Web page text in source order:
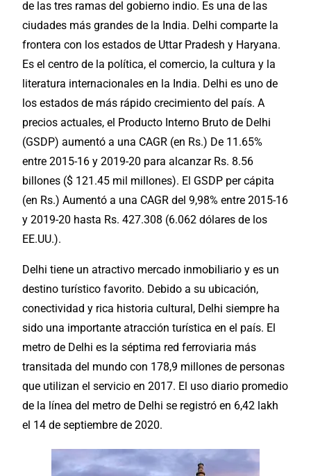
de las tres ramas del gobierno indio. Es una de las
ciudades más grandes de la India. Delhi comparte la
frontera con los estados de Uttar Pradesh y Haryana.
Es el centro de la política, el comercio, la cultura y la
literatura internacionales en la India. Delhi es uno de
los estados de más rápido crecimiento del país. A
precios actuales, el Producto Interno Bruto de Delhi
(GSDP) aumentó a una CAGR (en Rs.) De 11.65%
entre 2015-16 y 2019-20 para alcanzar Rs. 8.56
billones ($ 121.45 mil millones). El GSDP per cápita
(en Rs.) Aumentó a una CAGR del 9,98% entre 2015-16
y 2019-20 hasta Rs. 427.308 (6.062 dólares de los
EE.UU.).
Delhi tiene un atractivo mercado inmobiliario y es un
destino turístico favorito. Debido a su ubicación,
conectividad y rica historia cultural, Delhi siempre ha
sido una importante atracción turística en el país. El
metro de Delhi es la séptima red ferroviaria más
transitada del mundo con 178,9 millones de personas
que utilizan el servicio en 2017. El uso diario promedio
de la línea del metro de Delhi se registró en 6,42 lakh
el 14 de septiembre de 2020.